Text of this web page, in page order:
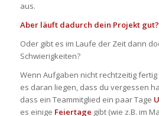
aus.
Aber läuft dadurch dein Projekt gut?
Oder gibt es im Laufe der Zeit dann
Schwierigkeiten?
Wenn Aufgaben nicht rechtzeitig
es daran liegen, dass du vergessen
dass ein Teammitglied ein paar Tage
es einige Feiertage gibt (wie z.B. im